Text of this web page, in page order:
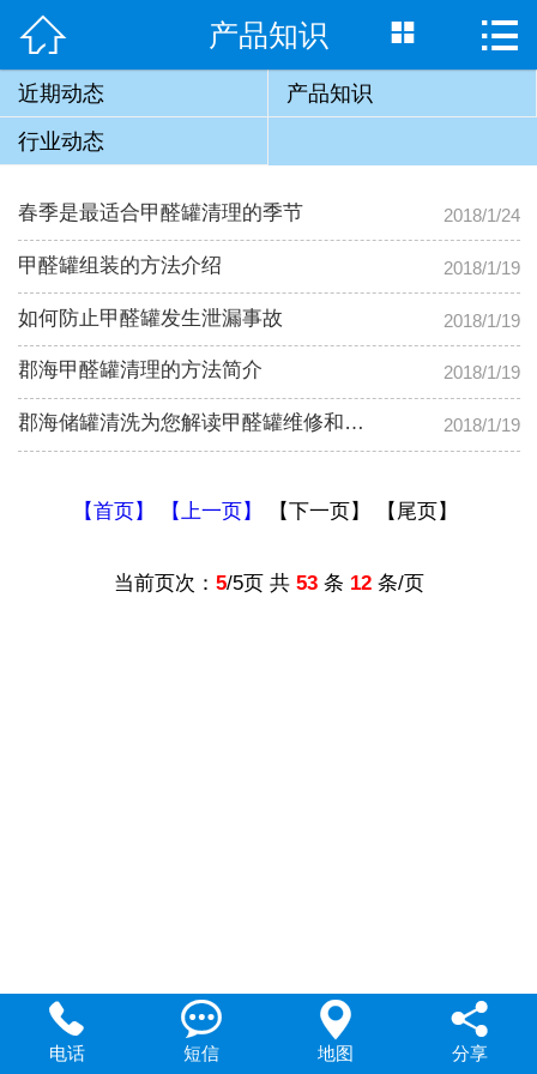
网站首页
关于我们
 产品知识  
近期动态
产品知识
行业动态
2018/1/24
春季是最适合甲醛罐清理的季节
2018/1/19
甲醛罐组装的方法介绍
2018/1/19
如何防止甲醛罐发生泄漏事故
2018/1/19
郡海甲醛罐清理的方法简介
2018/1/19
郡海储罐清洗为您解读甲醛罐维修和焊接的方法
【首页】 【上一页】 【下一页】 【尾页】
当前页次： 5/5页 共 53条 12条/页

电话

短信

地图

分享